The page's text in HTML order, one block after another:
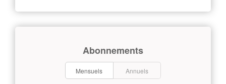
Abonnements
Mensuels Annuels